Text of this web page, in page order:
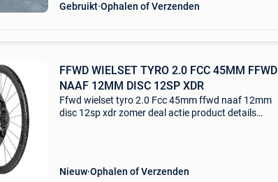
Gebruikt Ophalen of Verzenden
FFWD WIELSET TYRO 2.0 FCC 45MM FFWD
NAAF 12MM DISC 12SP XDR
Ffwd wielset tyro 2.0 Fcc 45mm ffwd naaf 12mm
disc 12sp xdr zomer deal actie product details
Nieuw Ophalen of Verzenden